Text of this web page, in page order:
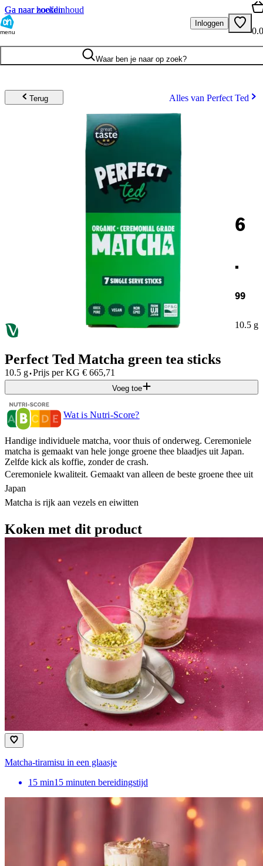
Ga naar hoofdinhoud
Ga naar zoeken
menu
Inloggen
Waar ben je naar op zoek?
Terug Alles van Perfect Ted
6
.
99
10.5 g
Perfect Ted Matcha green tea sticks
10.5 g·Prijs per KG € 665,71
Voeg toe
Wat is Nutri-Score?
Handige individuele matcha, voor thuis of onderweg. Ceremoniele
matcha is gemaakt van hele jonge groene thee blaadjes uit Japan.
Zelfde kick als koffie, zonder de crash.
Ceremoniele kwaliteit. Gemaakt van alleen de beste groene thee uit
Japan
Matcha is rijk aan vezels en eiwitten
Koken met dit product
Matcha-tiramisu in een glaasje
15 min15 minuten bereidingstijd